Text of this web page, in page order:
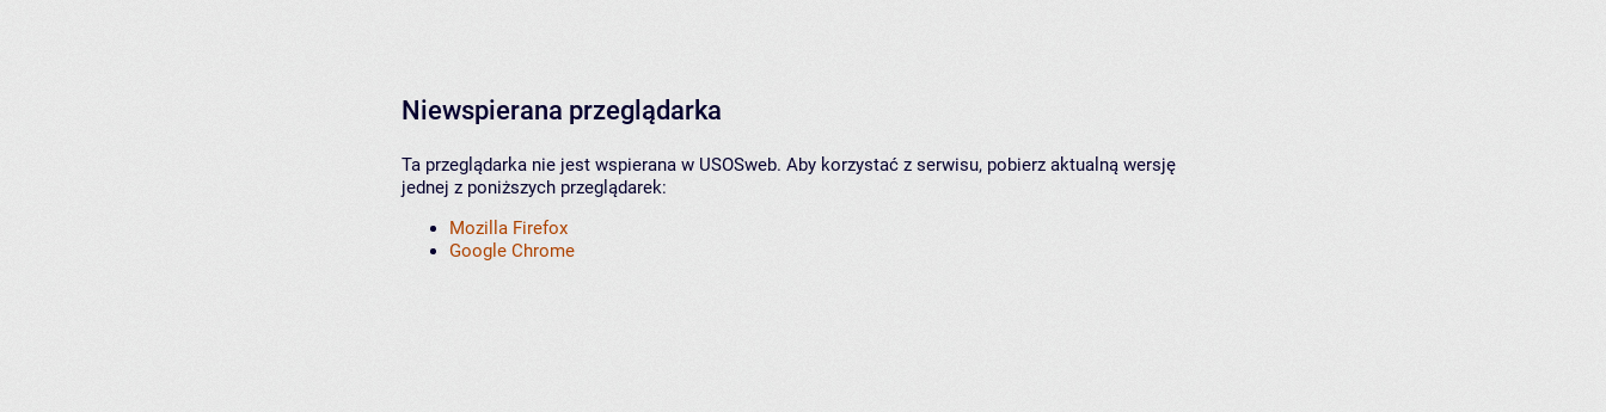
Niewspierana przeglądarka
Ta przeglądarka nie jest wspierana w USOSweb. Aby korzystać z serwisu, pobierz aktualną wersję
jednej z poniższych przeglądarek:
Mozilla Firefox
Google Chrome